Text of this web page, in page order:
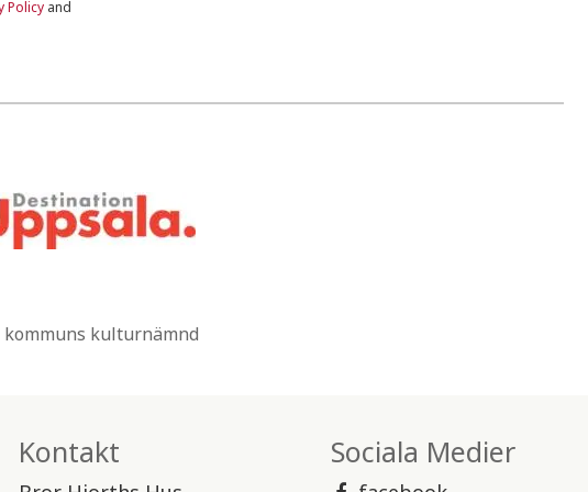
Policy and
kulturnämnd
Kontakt Sociala Medier